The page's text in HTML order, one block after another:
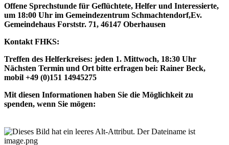
Offene Sprechstunde für Geflüchtete, Helfer und Interessierte,
um 18:00 Uhr im Gemeindezentrum Schmachtendorf,Ev.
Gemeindehaus Forststr. 71, 46147 Oberhausen
Kontakt FHKS:
Treffen des Helferkreises: jeden 1. Mittwoch, 18:30 Uhr
Nächsten Termin und Ort bitte erfragen bei: Rainer Beck,
mobil +49 (0)151 14945275
Mit diesen Informationen haben Sie die Möglichkeit zu
spenden, wenn Sie mögen: